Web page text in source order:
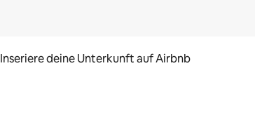
Inseriere deine Unterkunft auf Airbnb